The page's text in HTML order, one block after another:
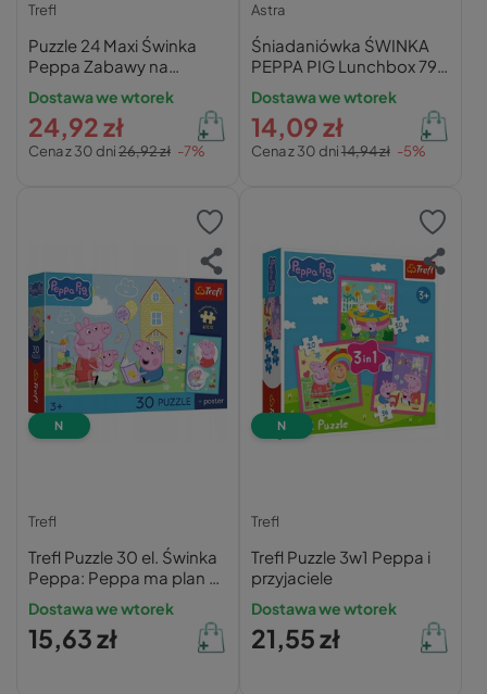
Trefl
Puzzle 24 Maxi Świnka
Peppa Zabawy na
Polanie – Trefl
Dostawa we wtorek
Cena z 30 dni26,92 zł -7%
24,92 zł
Astra
Śniadaniówka ŚWINKA
PEPPA PIG Lunchbox 790
ml BPA FREE Astra
Dostawa we wtorek
Cena z 30 dni14,94 zł -5%
14,09 zł
N
Trefl
Trefl Puzzle 30 el. Świnka
Peppa: Peppa ma plan +
Plakat
Dostawa we wtorek
15,63 zł
N
Trefl
Trefl Puzzle 3w1 Peppa i
przyjaciele
Dostawa we wtorek
21,55 zł